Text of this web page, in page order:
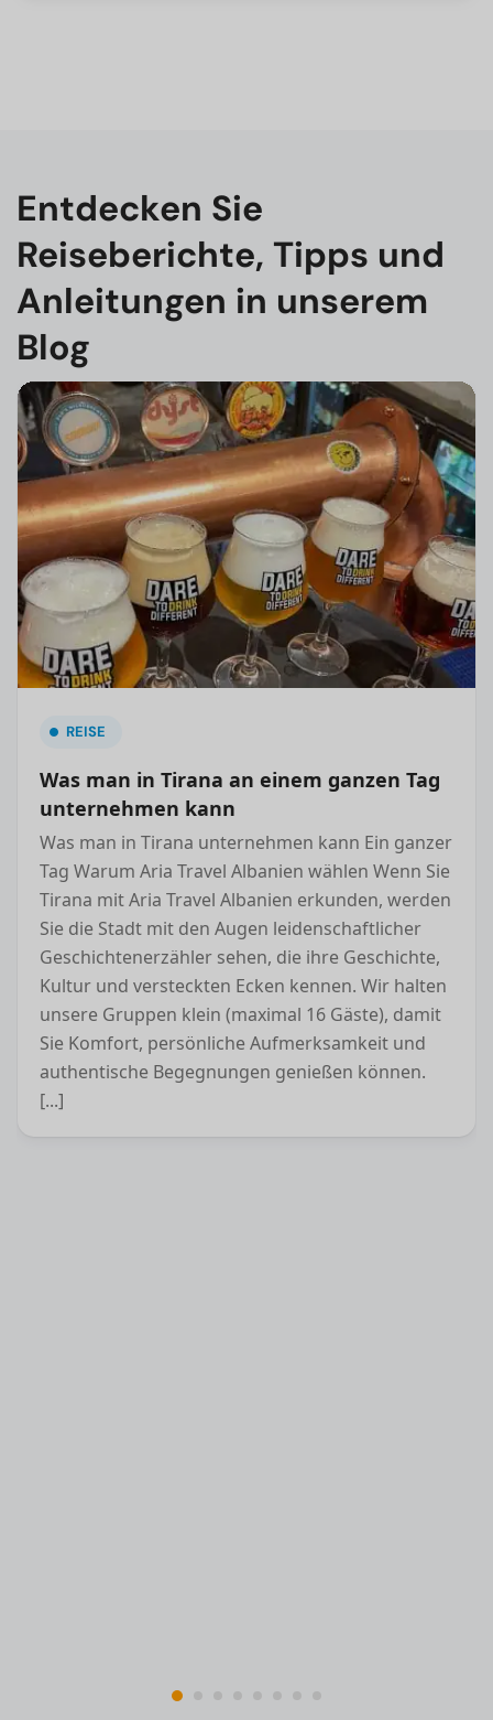
Entdecken Sie
Reiseberichte, Tipps und
Anleitungen in unserem
Blog
REISE
Was man in Tirana an einem ganzen Tag
unternehmen kann
Was man in Tirana unternehmen kann Ein ganzer
Tag Warum Aria Travel Albanien wählen Wenn Sie
Tirana mit Aria Travel Albanien erkunden, werden
Sie die Stadt mit den Augen leidenschaftlicher
Geschichtenerzähler sehen, die ihre Geschichte,
Kultur und versteckten Ecken kennen. Wir halten
unsere Gruppen klein (maximal 16 Gäste), damit
Sie Komfort, persönliche Aufmerksamkeit und
authentische Begegnungen genießen können.
[...]